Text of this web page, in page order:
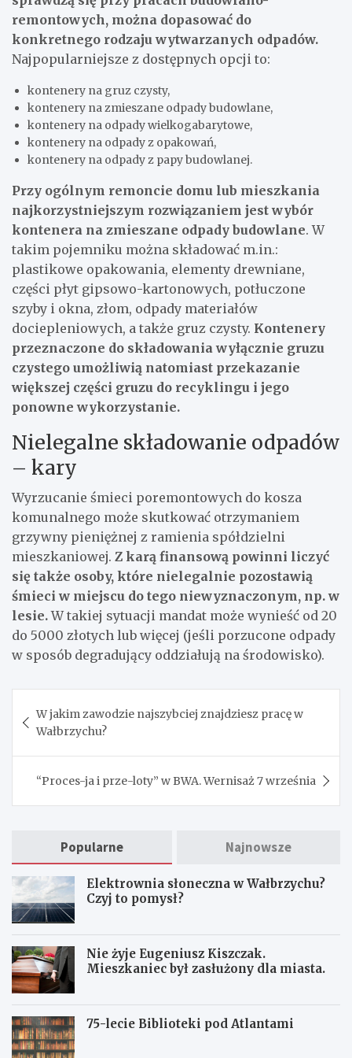
remontowych, można dopasować do
konkretnego rodzaju wytwarzanych odpadów.
Najpopularniejsze z dostępnych opcji to:
kontenery na gruz czysty,
kontenery na zmieszane odpady budowlane,
kontenery na odpady wielkogabarytowe,
kontenery na odpady z opakowań,
kontenery na odpady z papy budowlanej.
Przy ogólnym remoncie domu lub mieszkania
najkorzystniejszym rozwiązaniem jest wybór
kontenera na zmieszane odpady budowlane. W
takim pojemniku można składować m.in.:
plastikowe opakowania, elementy drewniane,
części płyt gipsowo-kartonowych, potłuczone
szyby i okna, złom, odpady materiałów
dociepleniowych, a także gruz czysty. Kontenery
przeznaczone do składowania wyłącznie gruzu
czystego umożliwią natomiast przekazanie
większej części gruzu do recyklingu i jego
ponowne wykorzystanie.
Nielegalne składowanie odpadów
– kary
Wyrzucanie śmieci poremontowych do kosza
komunalnego może skutkować otrzymaniem
grzywny pieniężnej z ramienia spółdzielni
mieszkaniowej. Z karą finansową powinni liczyć
się także osoby, które nielegalnie pozostawią
śmieci w miejscu do tego niewyznaczonym, np. w
lesie.W takiej sytuacji mandat może wynieść od 20
do 5000 złotych lub więcej (jeśli porzucone odpady
w sposób degradujący oddziałują na środowisko).
wpisu
W jakim zawodzie najszybciej znajdziesz pracę w
Wałbrzychu?
“Proces-ja i prze-loty” w BWA. Wernisaż 7 września
Popularne Najnowsze
Elektrownia słoneczna w Wałbrzychu?
Czyj to pomysł?
Nie żyje Eugeniusz Kiszczak.
Mieszkaniec był zasłużony dla miasta.
75-lecie Biblioteki pod Atlantami